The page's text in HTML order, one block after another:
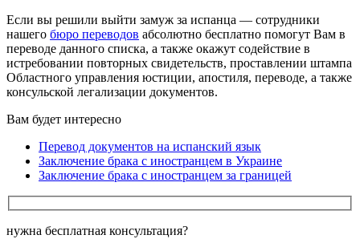
Если вы решили выйти замуж за испанца — сотрудники
нашего бюро переводов абсолютно бесплатно помогут Вам в
переводе данного списка, а также окажут содействие в
истребовании повторных свидетельств, проставлении штампа
Областного управления юстиции, апостиля, переводе, а также
консульской легализации документов.
Вам будет интересно
Перевод документов на испанский язык
Заключение брака с иностранцем в Украине
Заключение брака с иностранцем за границей
нужна бесплатная консультация?